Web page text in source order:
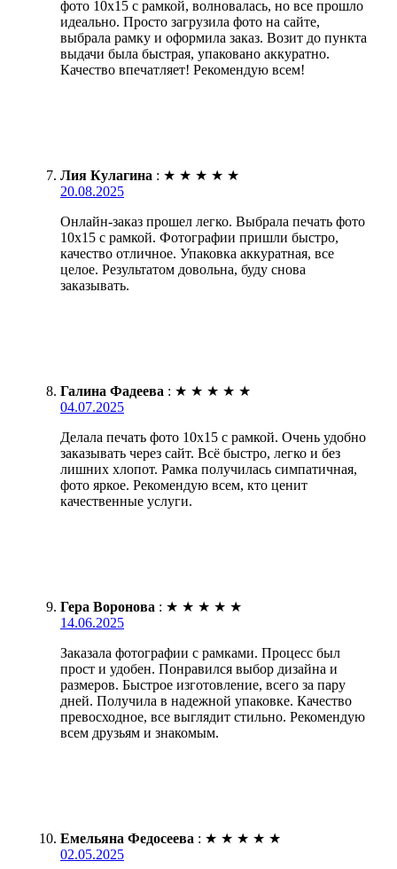
фото 10х15 с рамкой, волновалась, но все прошло
идеально. Просто загрузила фото на сайте,
выбрала рамку и оформила заказ. Возит до пункта
выдачи была быстрая, упаковано аккуратно.
Качество впечатляет! Рекомендую всем!
Лия Кулагина : ★ ★ ★ ★ ★
20.08.2025
Онлайн-заказ прошел легко. Выбрала печать фото
10х15 с рамкой. Фотографии пришли быстро,
качество отличное. Упаковка аккуратная, все
целое. Результатом довольна, буду снова
заказывать.
Галина Фадеева : ★ ★ ★ ★ ★
04.07.2025
Делала печать фото 10х15 с рамкой. Очень удобно
заказывать через сайт. Всё быстро, легко и без
лишних хлопот. Рамка получилась симпатичная,
фото яркое. Рекомендую всем, кто ценит
качественные услуги.
Гера Воронова : ★ ★ ★ ★ ★
14.06.2025
Заказала фотографии с рамками. Процесс был
прост и удобен. Понравился выбор дизайна и
размеров. Быстрое изготовление, всего за пару
дней. Получила в надежной упаковке. Качество
превосходное, все выглядит стильно. Рекомендую
всем друзьям и знакомым.
Емельяна Федосеева : ★ ★ ★ ★ ★
02.05.2025